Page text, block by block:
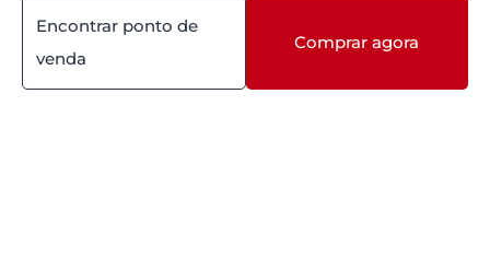
Encontrar ponto de
venda
Comprar agora